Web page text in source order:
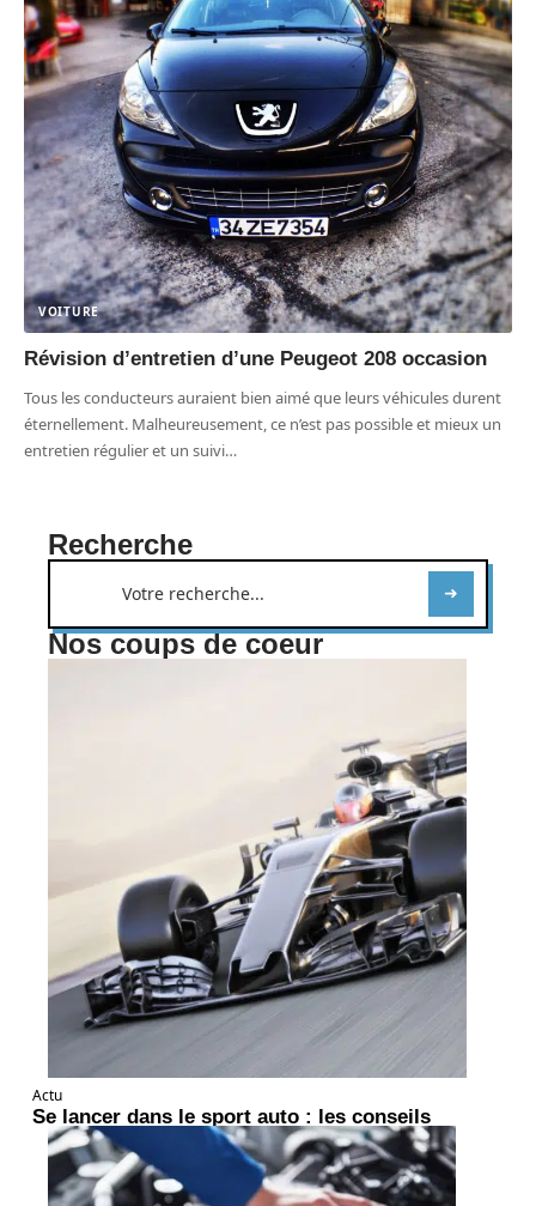
VOITURE
Révision d’entretien d’une Peugeot 208 occasion
Tous les conducteurs auraient bien aimé que leurs véhicules durent
éternellement. Malheureusement, ce n’est pas possible et mieux un
entretien régulier et un suivi…
Recherche
Nos coups de coeur
Actu
Se lancer dans le sport auto : les conseils